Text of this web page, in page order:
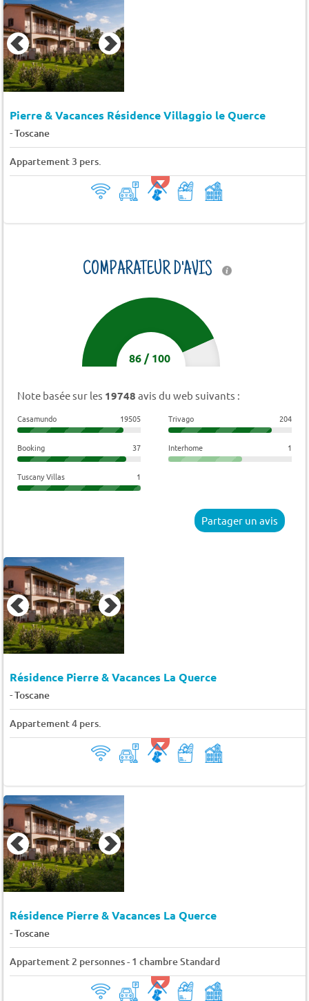
Pierre & Vacances Résidence Villaggio le Querce
-Toscane
Appartement 3 pers.
COMPARATEUR D'AVIS
86/100
Note basée sur les 19748 avis du web suivants :
Casamundo 19505 Trivago 204
Booking 37 Interhome 1
Tuscany Villas 1
Partager un avis
Résidence Pierre & Vacances La Querce
-Toscane
Appartement 4 pers.
Résidence Pierre & Vacances La Querce
-Toscane
Appartement 2 personnes - 1 chambre Standard